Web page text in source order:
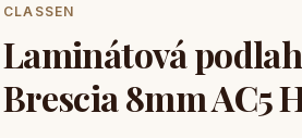
CLASSEN
Laminátová
Brescia 8mm AC5